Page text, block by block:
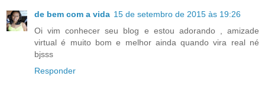
de bem com a vida 15 de setembro de 2015 às 19:26
Oi vim conhecer seu blog e estou adorando , amizade
virtual é muito bom e melhor ainda quando vira real né
bjsss
Responder